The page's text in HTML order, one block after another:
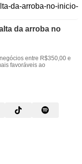
da arroba no
entre R$350,00 e
favoráveis ao